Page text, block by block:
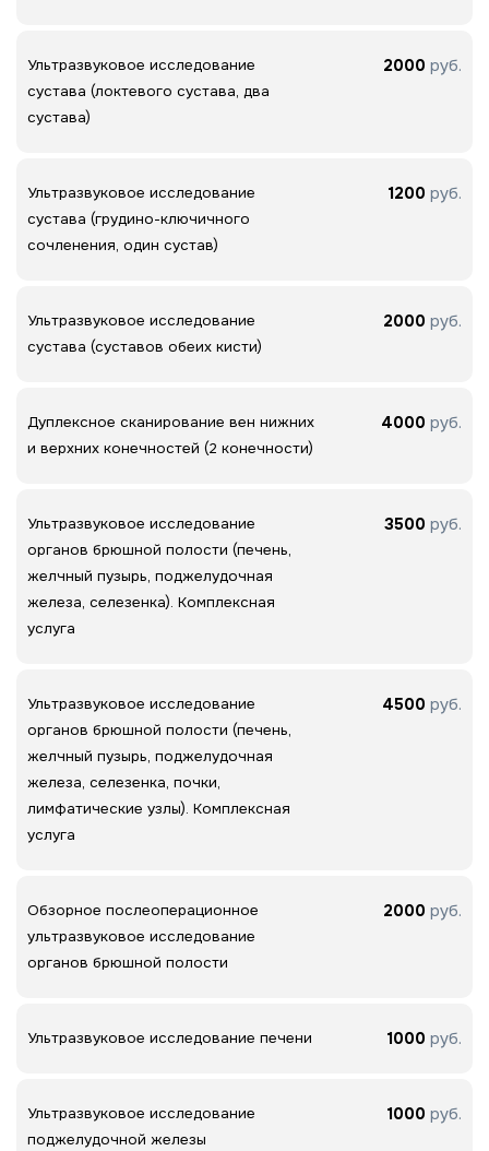
Ультразвуковое исследование
сустава (локтевого сустава, два
сустава)
2000 руб.
Ультразвуковое исследование
сустава (грудино-ключичного
сочленения, один сустав)
1200 руб.
Ультразвуковое исследование
сустава (суставов обеих кисти)
2000 руб.
Дуплексное сканирование вен нижних
и верхних конечностей (2 конечности)
4000 руб.
Ультразвуковое исследование
органов брюшной полости (печень,
желчный пузырь, поджелудочная
железа, селезенка). Комплексная
услуга
3500 руб.
Ультразвуковое исследование
органов брюшной полости (печень,
желчный пузырь, поджелудочная
железа, селезенка, почки,
лимфатические узлы). Комплексная
услуга
4500 руб.
Обзорное послеоперационное
ультразвуковое исследование
органов брюшной полости
2000 руб.
Ультразвуковое исследование печени 1000 руб.
Ультразвуковое исследование
поджелудочной железы
1000 руб.